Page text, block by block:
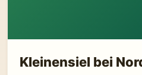
Kleinensiel bei